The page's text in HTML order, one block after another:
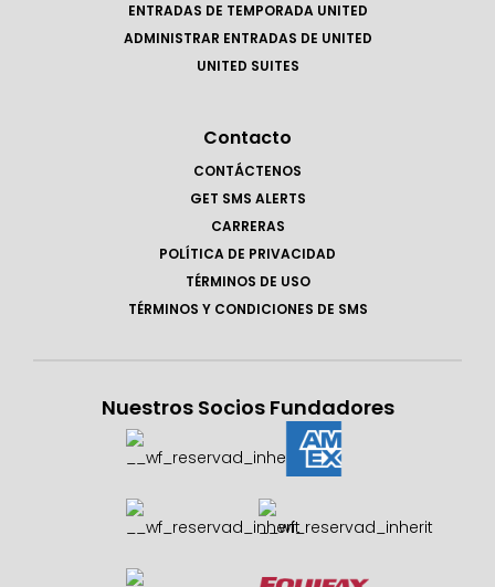
ENTRADAS DE TEMPORADA UNITED
ADMINISTRAR ENTRADAS DE UNITED
UNITED SUITES
Contacto
CONTÁCTENOS
GET SMS ALERTS
CARRERAS
POLÍTICA DE PRIVACIDAD
TÉRMINOS DE USO
TÉRMINOS Y CONDICIONES DE SMS
Nuestros Socios Fundadores